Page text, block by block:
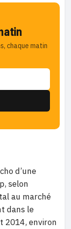
chaque matin
d’une
selon
au marché
dans le
2014, environ